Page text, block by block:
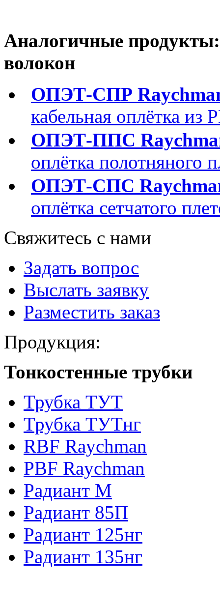
Аналогичные
волокон
ОПЭТ-СПР
кабельная оплётка из
ОПЭТ-ППС
оплётка полотняного
ОПЭТ-СПС
оплётка сетчатого
Свяжитесь с нами
Задать вопрос
Выслать заявку
Разместить заказ
Продукция:
Тонкостенные трубки
Трубка ТУТ
Трубка ТУТнг
RBF Raychman
PBF Raychman
Радиант М
Радиант 85П
Радиант 125нг
Радиант 135нг